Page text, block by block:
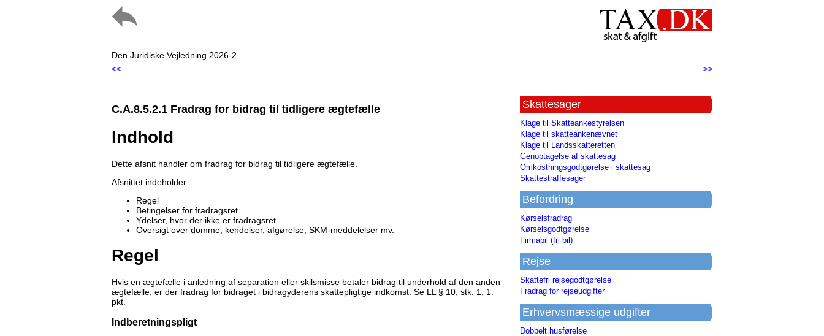
Den Juridiske Vejledning 2026-2
<<
>>
C.A.8.5.2.1 Fradrag for bidrag til tidligere ægtefælle
Indhold
Dette afsnit handler om fradrag for bidrag til tidligere ægtefælle.
Afsnittet indeholder:
Regel
Betingelser for fradragsret
Ydelser, hvor der ikke er fradragsret
Oversigt over domme, kendelser, afgørelse, SKM-meddelelser mv.
Regel
Hvis en ægtefælle i anledning af separation eller skilsmisse betaler bidrag til underhold af den anden
ægtefælle, er der fradrag for bidraget i bidragyderens skattepligtige indkomst. Se LL § 10, stk. 1, 1.
pkt.
Indberetningspligt
Skattesager
Klage til Skatteankestyrelsen
Klage til skatteankenævnet
Klage til Landsskatteretten
Genoptagelse af skattesag
Omkostningsgodtgørelse i skattesag
Skattestraffesager
Befordring
Kørselsfradrag
Kørselsgodtgørelse
Firmabil (fri bil)
Rejse
Skattefri rejsegodtgørelse
Fradrag for rejseudgifter
Erhvervsmæssige udgifter
Dobbelt husførelse